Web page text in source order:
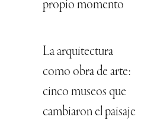
propio momento
La arquitectura
como obra de arte:
cinco museos que
cambiaron el paisaje